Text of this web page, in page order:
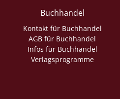
Buchhandel
Kontakt für Buchhandel
AGB für Buchhandel
Infos für Buchhandel
Verlagsprogramme